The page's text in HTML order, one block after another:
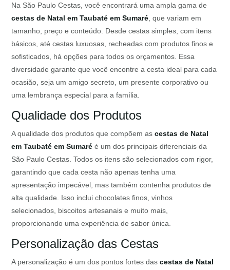
Na São Paulo Cestas, você encontrará uma ampla gama de
cestas de Natal em Taubaté em Sumaré , que variam em
tamanho, preço e conteúdo. Desde cestas simples, com itens
básicos, até cestas luxuosas, recheadas com produtos finos e
sofisticados, há opções para todos os orçamentos. Essa
diversidade garante que você encontre a cesta ideal para cada
ocasião, seja um amigo secreto, um presente corporativo ou
uma lembrança especial para a família.
Qualidade dos Produtos
A qualidade dos produtos que compõem ascestas de Natal
em Taubaté em Sumaré é um dos principais diferenciais da
São Paulo Cestas. Todos os itens são selecionados com rigor,
garantindo que cada cesta não apenas tenha uma
apresentação impecável, mas também contenha produtos de
alta qualidade. Isso inclui chocolates finos, vinhos
selecionados, biscoitos artesanais e muito mais,
proporcionando uma experiência de sabor única.
Personalização das Cestas
A personalização é um dos pontos fortes dascestas de Natal